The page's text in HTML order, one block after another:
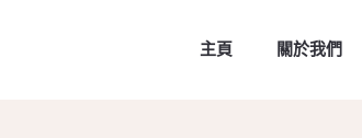
主頁 關於我們